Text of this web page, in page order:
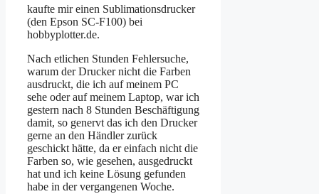
kaufte mir einen Sublimationsdrucker
(den Epson SC-F100) bei
hobbyplotter.de.
Nach etlichen Stunden Fehlersuche,
warum der Drucker nicht die Farben
ausdruckt, die ich auf meinem PC
sehe oder auf meinem Laptop, war ich
gestern nach 8 Stunden Beschäftigung
damit, so genervt das ich den Drucker
gerne an den Händler zurück
geschickt hätte, da er einfach nicht die
Farben so, wie gesehen, ausgedruckt
hat und ich keine Lösung gefunden
habe in der vergangenen Woche.